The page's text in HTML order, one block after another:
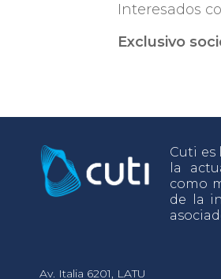
Interesados
Exclusivo
Cuti es
la
como
de la
Av. Italia 6201, LATU